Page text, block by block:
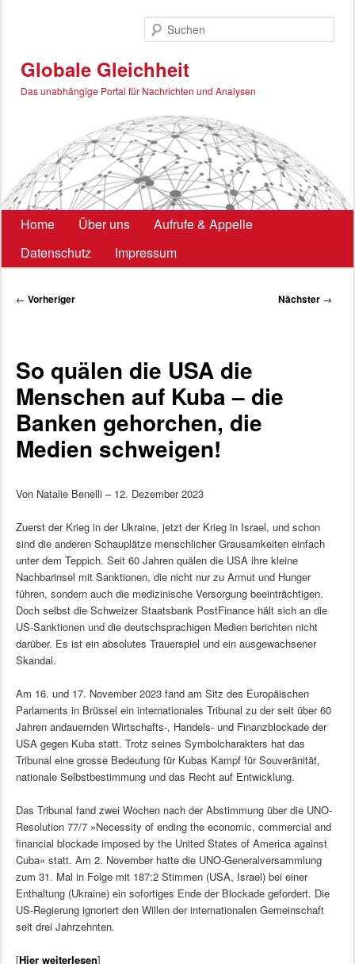
Globale Gleichheit
Das unabhängige Portal für Nachrichten und Analysen
Hauptmenü
Home Über uns
Aufrufe & Appelle
Datenschutz
Impressum
Beitragsnavigation
← Vorheriger Nächster →
So quälen die USA die
Menschen auf Kuba – die
Banken gehorchen, die
Medien schweigen!
Von Natalie Benelli – 12. Dezember 2023
Zuerst der Krieg in der Ukraine, jetzt der Krieg in Israel, und schon
sind die anderen Schauplätze menschlicher Grausamkeiten einfach
unter dem Teppich. Seit 60 Jahren quälen die USA ihre kleine
Nachbarinsel mit Sanktionen, die nicht nur zu Armut und Hunger
führen, sondern auch die medizinische Versorgung beeinträchtigen.
Doch selbst die Schweizer Staatsbank PostFinance hält sich an die
US-Sanktionen und die deutschsprachigen Medien berichten nicht
darüber. Es ist ein absolutes Trauerspiel und ein ausgewachsener
Skandal.
Am 16. und 17. November 2023 fand am Sitz des Europäischen
Parlaments in Brüssel ein internationales Tribunal zu der seit über 60
Jahren andauernden Wirtschafts-, Handels- und Finanzblockade der
USA gegen Kuba statt. Trotz seines Symbolcharakters hat das
Tribunal eine grosse Bedeutung für Kubas Kampf für Souveränität,
nationale Selbstbestimmung und das Recht auf Entwicklung.
Das Tribunal fand zwei Wochen nach der Abstimmung über die UNO-
Resolution 77/7 »Necessity of ending the economic, commercial and
financial blockade imposed by the United States of America against
Cuba« statt. Am 2. November hatte die UNO-Generalversammlung
zum 31. Mal in Folge mit 187:2 Stimmen (USA, Israel) bei einer
Enthaltung (Ukraine) ein sofortiges Ende der Blockade gefordert. Die
US-Regierung ignoriert den Willen der internationalen Gemeinschaft
seit drei Jahrzehnten.
[Hier weiterlesen]